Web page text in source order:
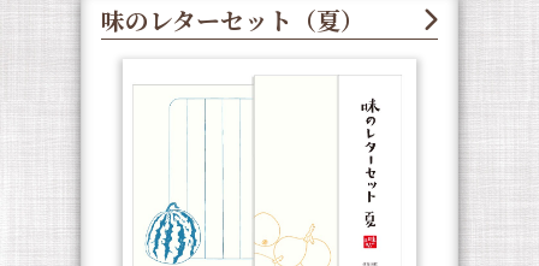
味のレターセット（夏）